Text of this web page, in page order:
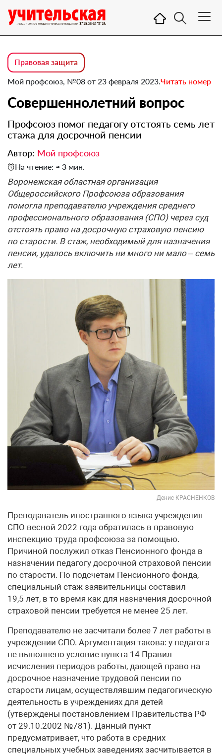
Правовая защита
Мой профсоюз, №08 от 23 февраля 2023.Читать номер
Совершеннолетний вопрос
Профсоюз помог педагогу отстоять семь лет
стажа для досрочной пенсии
Автор: Мой профсоюз
На чтение: ≈ 3 мин.
Воронежская областная организация
Общероссийского Профсоюза образования
помогла преподавателю учреждения среднего
профессионального образования (СПО) через суд
отстоять право на досрочную страховую пенсию
по старости. В стаж, необходимый для назначения
пенсии, удалось включить ни много ни мало – семь
лет.
Денис КРАСНЕНКОВ
Преподаватель иностранного языка учреждения
СПО весной 2022 года обратилась в правовую
инспекцию труда профсоюза за помощью.
Причиной послужил отказ Пенсионного фонда в
назначении педагогу досрочной страховой пенсии
по старости. По подсчетам Пенсионного фонда,
специальный стаж заявительницы составил
19,5 лет, в то время как для назначения досрочной
страховой пенсии требуется не менее 25 лет.
Преподавателю не засчитали более 7 лет работы в
учреждении СПО. Аргументация такова: у педагога
не выполнено условие пункта 14 Правил
исчисления периодов работы, дающей право на
досрочное назначение трудовой пенсии по
старости лицам, осуществлявшим педагогическую
деятельность в учреждениях для детей
(утверждены постановлением Правительства РФ
от 29.10.2002 №781). Данный пункт
предусматривает, что работа в средних
специальных учебных заведениях засчитывается в